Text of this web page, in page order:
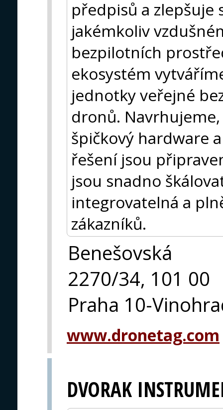
předpisů a zlepšuje
jakémkoliv
bezpilotních
ekosystém
jednotky veřejné
dronů.
špičkový hardware
řešení jsou
jsou snadno
integrovatelná a
zákazníků.
Benešovská
2270/34, 101 00
Praha 10-
www.dronetag.com
DVORAK